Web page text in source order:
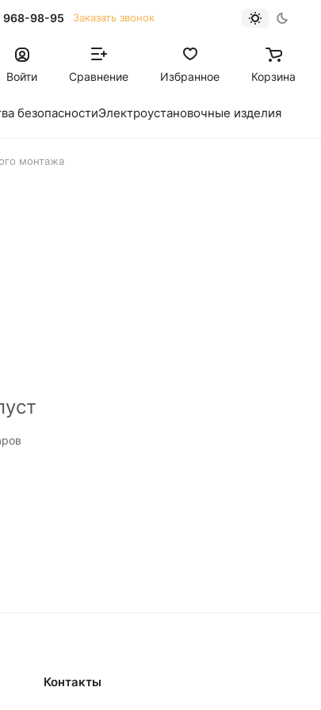
968-98-95 Заказать звонок
Войти
Сравнение Избранное Корзина
безопасностиЭлектроустановочные изделия
монтажа
Контакты